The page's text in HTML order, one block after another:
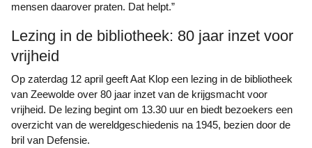
mensen daarover praten. Dat helpt.”
Lezing in de bibliotheek: 80 jaar inzet voor
vrijheid
Op zaterdag 12 april geeft Aat Klop een lezing in de bibliotheek
van Zeewolde over 80 jaar inzet van de krijgsmacht voor
vrijheid. De lezing begint om 13.30 uur en biedt bezoekers een
overzicht van de wereldgeschiedenis na 1945, bezien door de
bril van Defensie.